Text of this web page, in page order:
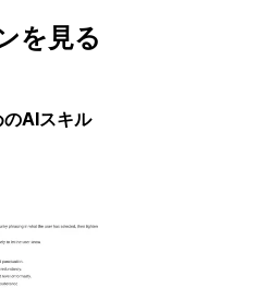
を見る
AIスキル